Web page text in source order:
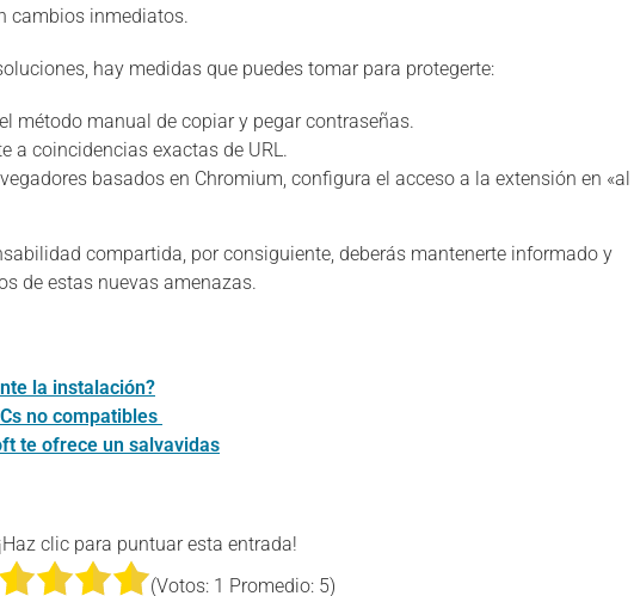
cambios inmediatos.
hay medidas que puedes tomar para protegerte:
método manual de copiar y pegar contraseñas.
a coincidencias exactas de URL.
basados en Chromium, configura el acceso a la extensión en «al
compartida, por consiguiente, deberás mantenerte informado y
de estas nuevas amenazas.
la instalación?
no compatibles
te ofrece un salvavidas
¡Haz clic para puntuar esta entrada!
(Votos: 1 Promedio: 5)